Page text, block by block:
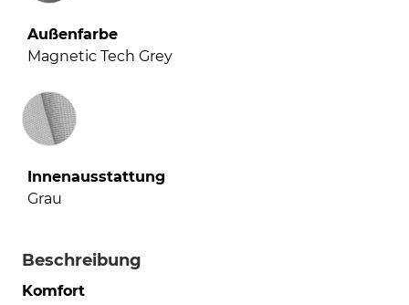
Außenfarbe
Magnetic Tech Grey
Innenausstattung
Innenausstattung
Grau
Beschreibung
Komfort